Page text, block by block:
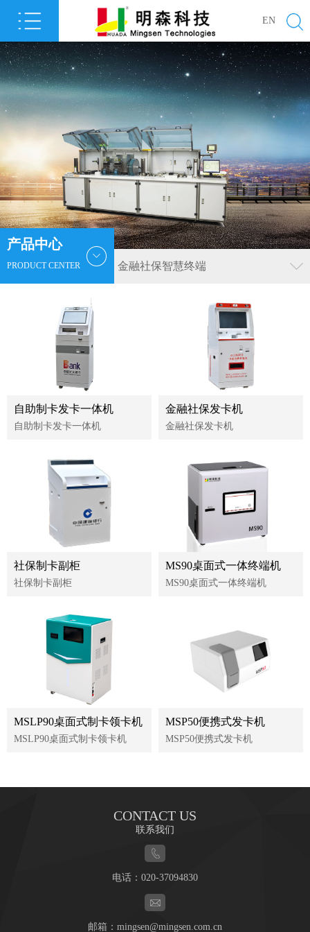
EN
产品中心
PRODUCT CENTER 金融社保智慧终端
自助制卡发卡一体机
自助制卡发卡一体机
金融社保发卡机
金融社保发卡机
社保制卡副柜
社保制卡副柜
MS90桌面式一体终端机
MS90桌面式一体终端机
MSLP90桌面式制卡领卡机
MSLP90桌面式制卡领卡机
MSP50便携式发卡机
MSP50便携式发卡机
CONTACT US
联系我们
电话： 020-37094830
邮箱： mingsen@mingsen.com.cn